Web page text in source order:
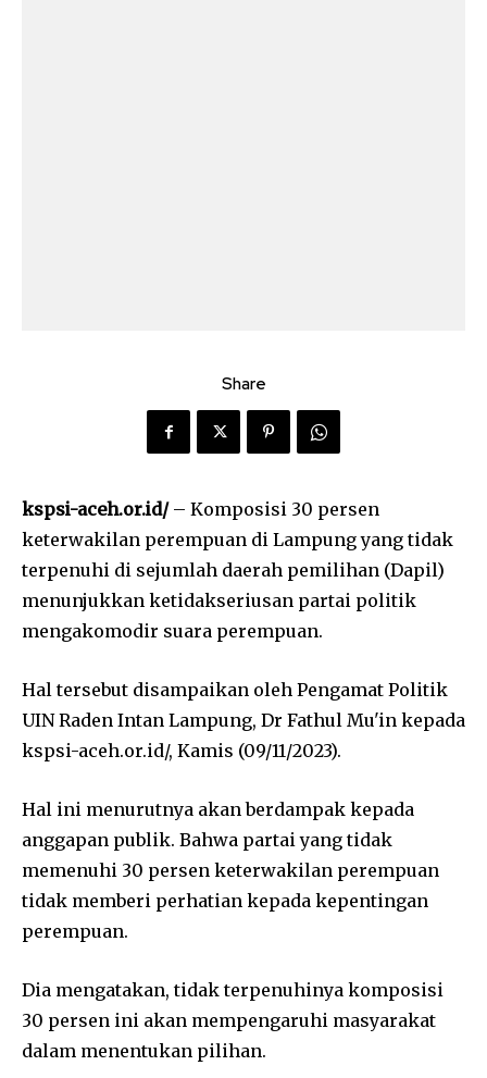
Share
kspsi-aceh.or.id/– Komposisi 30 persen
keterwakilan perempuan di Lampung yang tidak
terpenuhi di sejumlah daerah pemilihan (Dapil)
menunjukkan ketidakseriusan partai politik
mengakomodir suara perempuan.
Hal tersebut disampaikan oleh Pengamat Politik
UIN Raden Intan Lampung, Dr Fathul Mu'in kepada
kspsi-aceh.or.id/, Kamis (09/11/2023).
Hal ini menurutnya akan berdampak kepada
anggapan publik. Bahwa partai yang tidak
memenuhi 30 persen keterwakilan perempuan
tidak memberi perhatian kepada kepentingan
perempuan.
Dia mengatakan, tidak terpenuhinya komposisi
30 persen ini akan mempengaruhi masyarakat
dalam menentukan pilihan.